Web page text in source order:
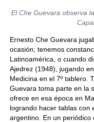
El Che Guevara observa
Ernesto Che Guevara
ocasión; tenemos
Latinoamérica, o cuando
Ajedrez (1948), jugando
Medicina en el 7º tablero.
Guevara toma parte en la
ofrece en esa época en
logrando hacer tablas con
argentino. En un periódico